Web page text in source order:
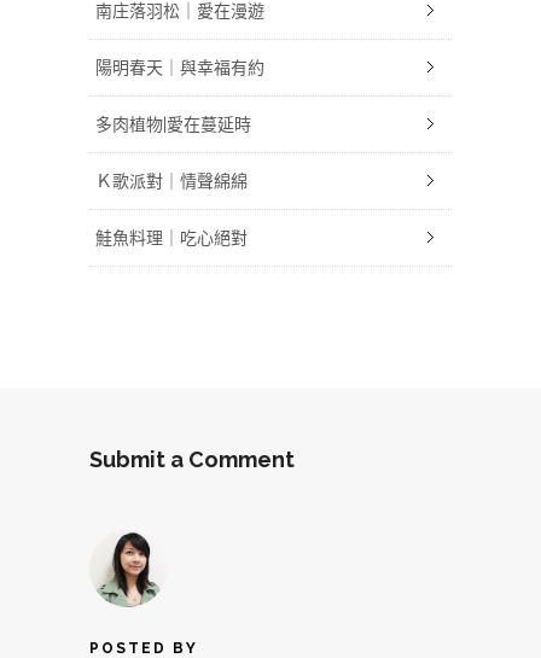
南庄落羽松｜愛在漫遊
陽明春天｜與幸福有約
多肉植物|愛在蔓延時
Ｋ歌派對｜情聲綿綿
鮭魚料理｜吃心絕對
Submit a Comment
POSTED BY